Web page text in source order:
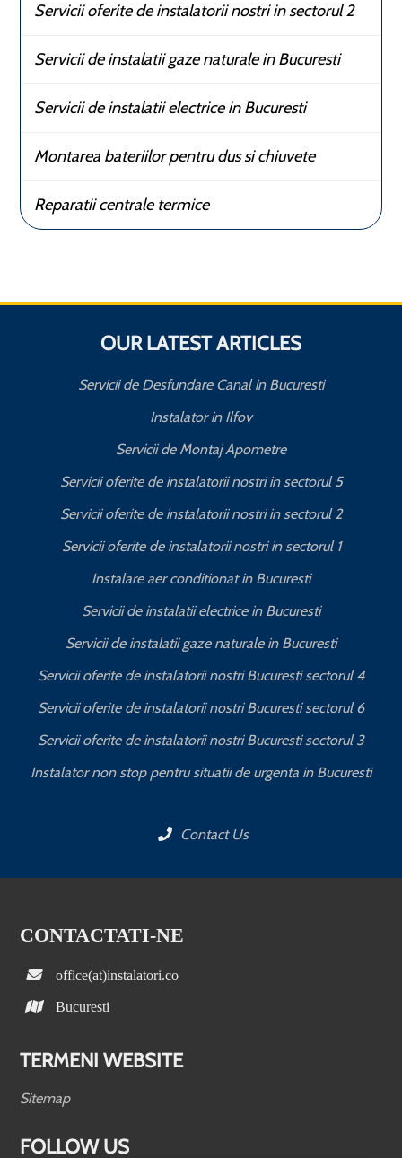
Servicii oferite de instalatorii nostri in sectorul 2
Servicii de instalatii gaze naturale in Bucuresti
Servicii de instalatii electrice in Bucuresti
Montarea bateriilor pentru dus si chiuvete
Reparatii centrale termice
OUR LATEST ARTICLES
Servicii de Desfundare Canal in Bucuresti
Instalator in Ilfov
Servicii de Montaj Apometre
Servicii oferite de instalatorii nostri in sectorul 5
Servicii oferite de instalatorii nostri in sectorul 2
Servicii oferite de instalatorii nostri in sectorul 1
Instalare aer conditionat in Bucuresti
Servicii de instalatii electrice in Bucuresti
Servicii de instalatii gaze naturale in Bucuresti
Servicii oferite de instalatorii nostri Bucuresti sectorul 4
Servicii oferite de instalatorii nostri Bucuresti sectorul 6
Servicii oferite de instalatorii nostri Bucuresti sectorul 3
Instalator non stop pentru situatii de urgenta in Bucuresti
Contact Us
CONTACTATI-NE
office(at)instalatori.co
Bucuresti
TERMENI WEBSITE
Sitemap
FOLLOW US